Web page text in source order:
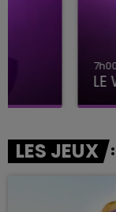
LE WEEK-
LES JEUX